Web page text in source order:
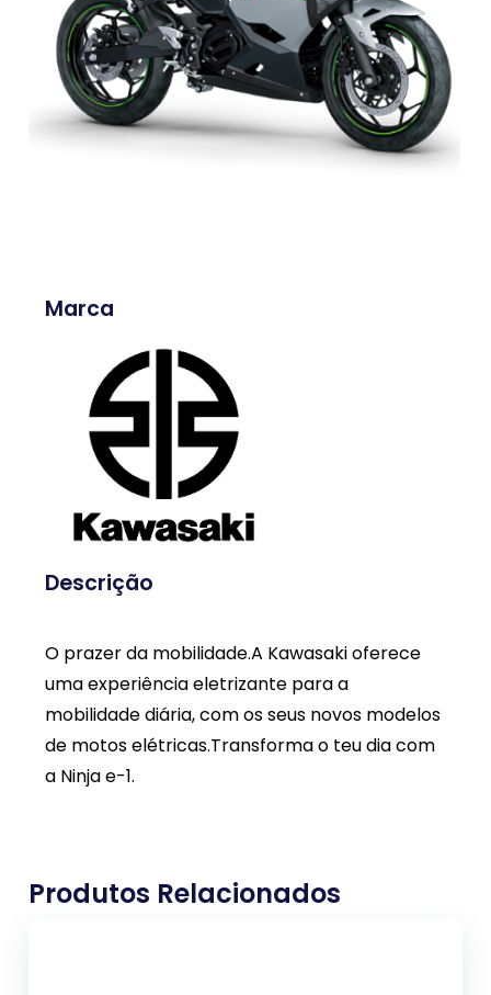
Marca
Descrição
O prazer da mobilidade.A Kawasaki oferece
uma experiência eletrizante para a
mobilidade diária, com os seus novos modelos
de motos elétricas.Transforma o teu dia com
a Ninja e-1.
Produtos Relacionados